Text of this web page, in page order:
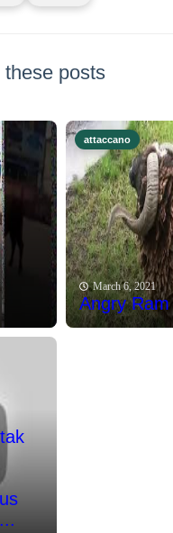
posts
attaccano
March 6, 2021
Angry Ram